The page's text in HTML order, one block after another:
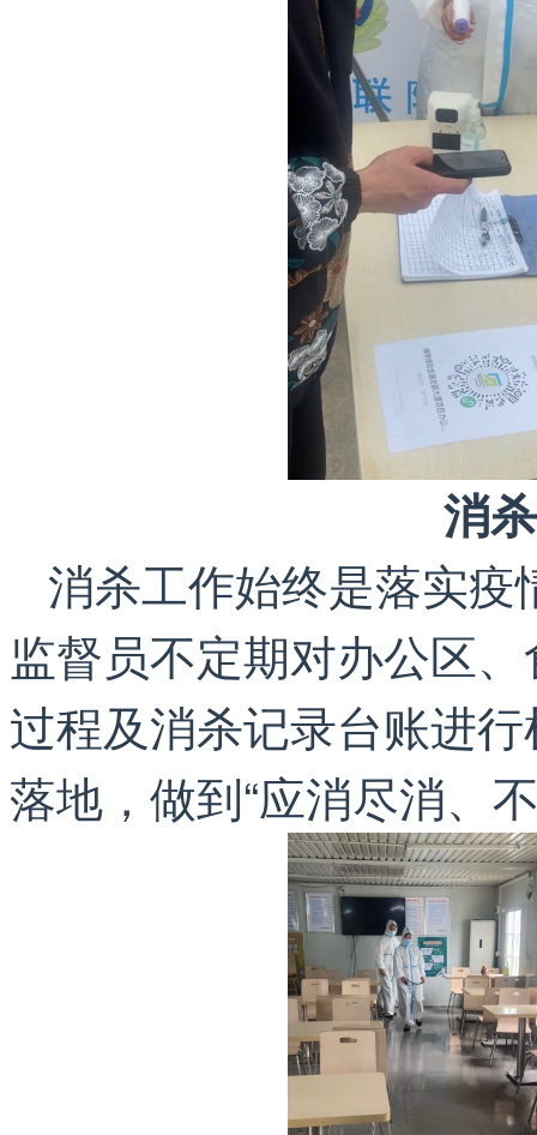
消
消杀工作始终是落实
监督员不定期对办公区
过程及消杀记录台账进
落地，做到“应消尽消、